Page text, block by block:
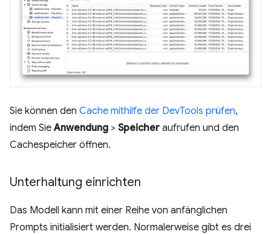
Sie können den Cache mithilfe der DevTools prüfen,
indem SieAnwendung > Speicher aufrufen und den
Cachespeicher öffnen.
Unterhaltung einrichten
Das Modell kann mit einer Reihe von anfänglichen
Prompts initialisiert werden. Normalerweise gibt es drei